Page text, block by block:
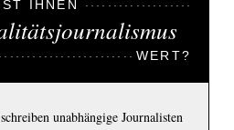
IHNEN
WERT?
unabhängige Journalisten